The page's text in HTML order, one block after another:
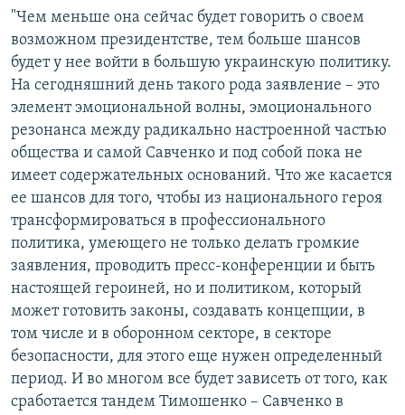
"Чем меньше она сейчас будет говорить о своем
возможном президентстве, тем больше шансов
будет у нее войти в большую украинскую политику.
На сегодняшний день такого рода заявление – это
элемент эмоциональной волны, эмоционального
резонанса между радикально настроенной частью
общества и самой Савченко и под собой пока не
имеет содержательных оснований. Что же касается
ее шансов для того, чтобы из национального героя
трансформироваться в профессионального
политика, умеющего не только делать громкие
заявления, проводить пресс-конференции и быть
настоящей героиней, но и политиком, который
может готовить законы, создавать концепции, в
том числе и в оборонном секторе, в секторе
безопасности, для этого еще нужен определенный
период. И во многом все будет зависеть от того, как
сработается тандем Тимошенко – Савченко в